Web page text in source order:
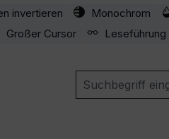
invertieren Monochrom
Großer Cursor Leseführung